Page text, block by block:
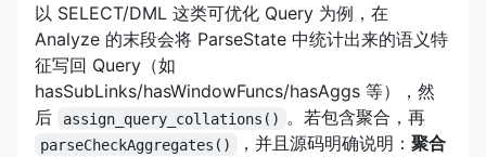
以 SELECT/DML 这类可优化 Query 为例，在
Analyze 的末段会将 ParseState 中统计出来的语义特
征写回 Query（如
hasSubLinks/hasWindowFuncs/hasAggs 等），然
后
assign_query_collations() 。若包含聚合，再
parseCheckAggregates() ，并且源码明确说明： 聚合